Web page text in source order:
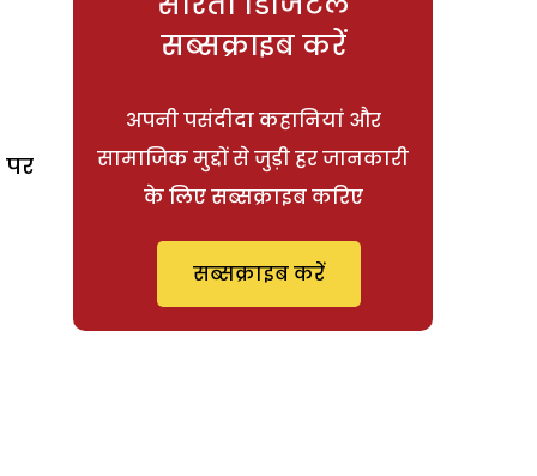
सब्सक्राइब करें
अपनी पसंदीदा कहानियां और
सामाजिक मुद्दों से जुड़ी हर जानकारी
के लिए सब्सक्राइब करिए
सब्सक्राइब करें